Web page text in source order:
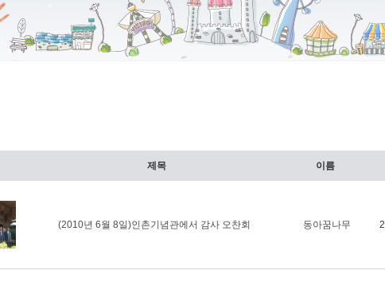
제목 이름
(2010년 6월 8일)인촌기념관에서 감사 오찬회 동아꿈나무